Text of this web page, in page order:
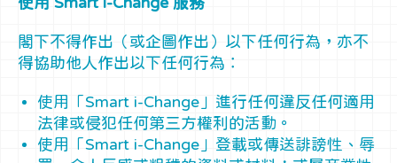
閣下不得作出（或企圖作出）以下任何行為，亦不
得協助他人作出以下任何行為︰
使用「Smart i-Change」進行任何違反任何適用
法律或侵犯任何第三方權利的活動。
使用「Smart i-Change」登載或傳送誹謗性、辱